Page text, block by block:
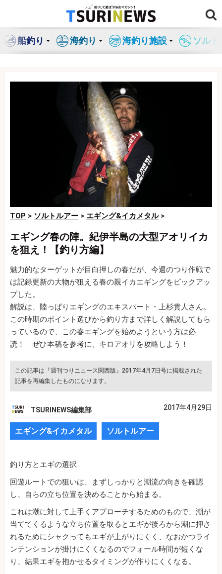
ン
船釣り 海釣り 海釣り施設 ソル
TOP > ソルトルアー > エギング&イカメタル>
エギング春の陣。紀伊半島の大型アオリイカ
を狙え！【釣り方編】
魅力的なターゲットが目白押しの春だが、今週のつり作戦で
は記録更新の大物が狙える春の親イカエギングをピックアッ
プした。
解説は、陸っぱりエギングのエキスパート・上杉貴人さん。
この時期のポイント選びから釣り方まで詳しく解説してもら
っているので、この春エギングを始めようという方は必
読！ ぜひ本稿を参考に、キロアオリを攻略しよう！
この記事は『週刊つりニュース関西版』2017年4月7日号に掲載された
記事を再編集したものになります。
TSURINEWS編集部 2017年4月29日
エギング&イカメタル ソルトルアー
釣り方とエギの選択
回遊ルートでの狙いは、まずしっかりと潮流の向きを確認
し、自らの立ち位置を決めることから始まる。
これは潮に対して上手くアプローチするためのもので、潮が
当ててくるような立ち位置を取るとエギが後ろから潮に押さ
れるためにシャクってもエギが上がりにくく、なおかつライ
ンテンションが掛けにくくなるのでフォール時間が短くな
り、結果エギを抱かせるタイミングが作りにくくなる。